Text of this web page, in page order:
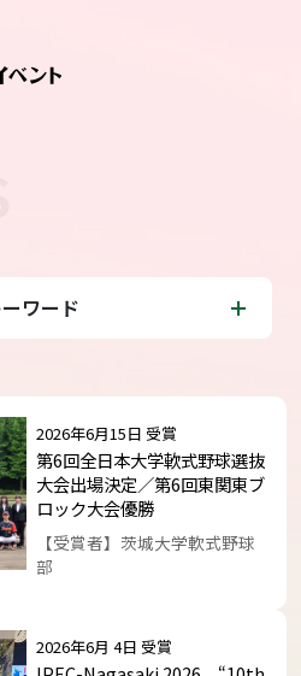
ワード
2026年6月15日 受賞
第6回全日本大学軟式野球選抜
大会出場決定／第6回東関東ブ
ロック大会優勝
【受賞者】茨城大学軟式野球
部
2026年6月 4日 受賞